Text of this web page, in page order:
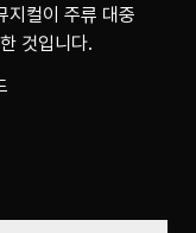
지컬이 주류 대중
것입니다.